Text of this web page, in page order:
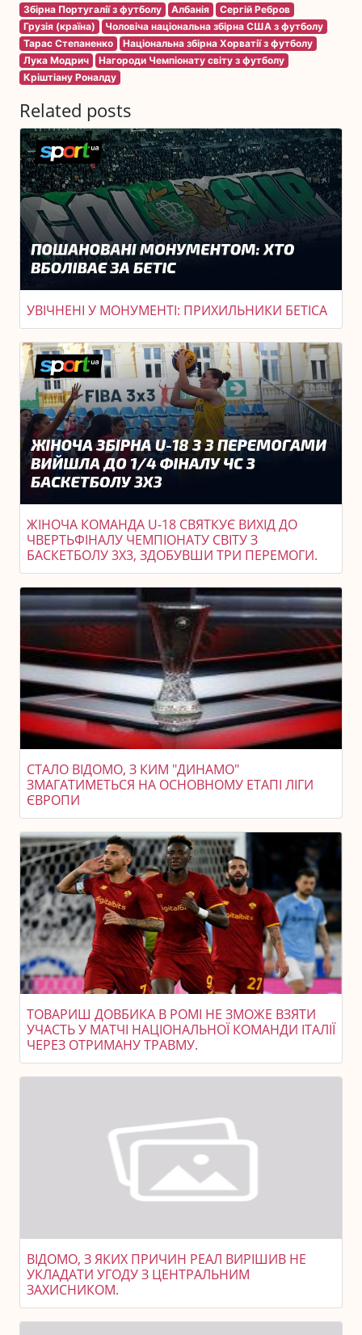
Збірна Португалії з футболу
Албанія
Сергій Ребров
Грузія (країна)
Чоловіча національна збірна США з футболу
Тарас Степаненко
Національна збірна Хорватії з футболу
Лука Модрич
Нагороди Чемпіонату світу з футболу
Кріштіану Роналду
Related posts
УВІЧНЕНІ У МОНУМЕНТІ: ПРИХИЛЬНИКИ БЕТІСА
ЖІНОЧА КОМАНДА U-18 СВЯТКУЄ ВИХІД ДО
ЧВЕРТЬФІНАЛУ ЧЕМПІОНАТУ СВІТУ З
БАСКЕТБОЛУ 3X3, ЗДОБУВШИ ТРИ ПЕРЕМОГИ.
СТАЛО ВІДОМО, З КИМ "ДИНАМО"
ЗМАГАТИМЕТЬСЯ НА ОСНОВНОМУ ЕТАПІ ЛІГИ
ЄВРОПИ
ТОВАРИШ ДОВБИКА В РОМІ НЕ ЗМОЖЕ ВЗЯТИ
УЧАСТЬ У МАТЧІ НАЦІОНАЛЬНОЇ КОМАНДИ ІТАЛІЇ
ЧЕРЕЗ ОТРИМАНУ ТРАВМУ.
ВІДОМО, З ЯКИХ ПРИЧИН РЕАЛ ВИРІШИВ НЕ
УКЛАДАТИ УГОДУ З ЦЕНТРАЛЬНИМ
ЗАХИСНИКОМ.